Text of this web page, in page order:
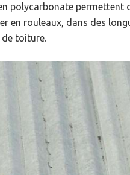
polycarbonate
en rouleaux, dans des
toiture.